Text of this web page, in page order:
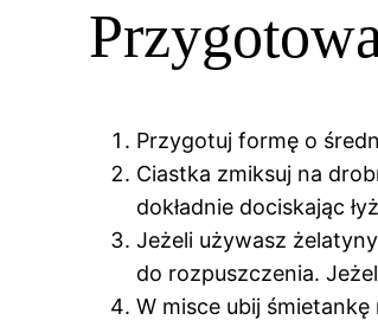
Przygotuj formę o
Ciastka zmiksuj na
dokładnie dociskając
Jeżeli używasz
do rozpuszczenia.
W misce ubij